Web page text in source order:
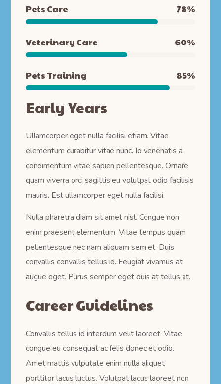
Pets Care 78%
Veterinary Care 60%
Pets Training 85%
Early Years
Ullamcorper eget nulla facilisi etiam. Vitae
elementum curabitur vitae nunc. Id venenatis a
condimentum vitae sapien pellentesque. Ornare
quam viverra orci sagittis eu volutpat odio facilisis
mauris. Est ullamcorper eget nulla facilisi.
Nulla pharetra diam sit amet nisl. Congue non
enim praesent elementum. Vitae tempus quam
pellentesque nec nam aliquam sem et. Duis
convallis convallis tellus id. Feugiat vivamus at
augue eget. Purus semper eget duis at tellus at.
Career Guidelines
Convallis tellus id interdum velit laoreet. Vitae
congue eu consequat ac felis donec et odio.
Amet mattis vulputate enim nulla aliquet
porttitor lacus luctus. Volutpat lacus laoreet non